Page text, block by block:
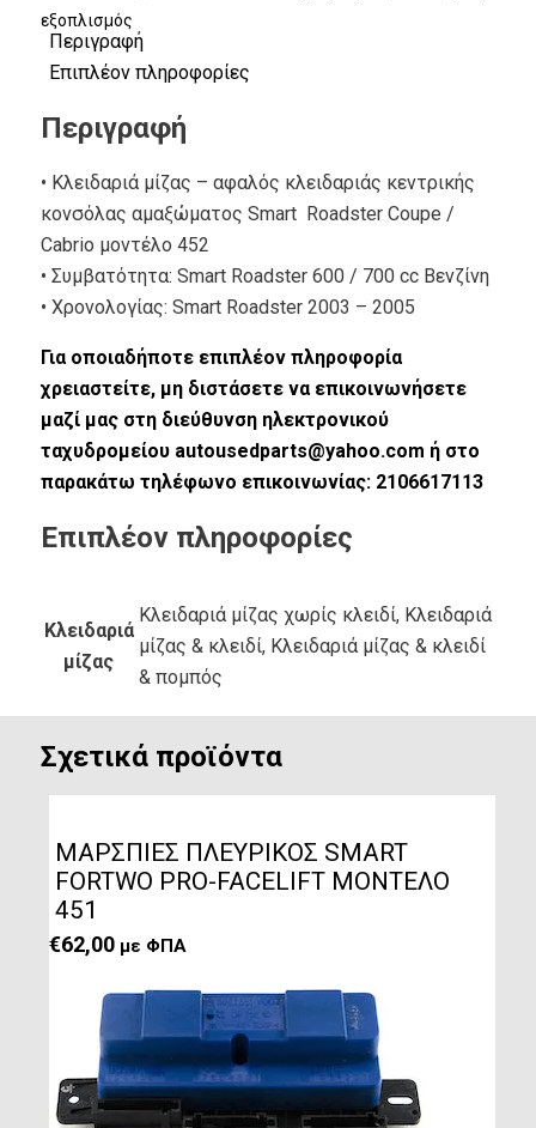
εξοπλισμός
Περιγραφή
Επιπλέον πληροφορίες
Περιγραφή
• Κλειδαριά μίζας – αφαλός κλειδαριάς κεντρικής
κονσόλας αμαξώματος Smart Roadster Coupe /
Cabrio μοντέλο 452
• Συμβατότητα: Smart Roadster 600 / 700 cc Βενζίνη
• Xρονολογίας: Smart Roadster 2003 – 2005
Για οποιαδήποτε επιπλέον πληροφορία
χρειαστείτε, μη διστάσετε να επικοινωνήσετε
μαζί μας στη διεύθυνση ηλεκτρονικού
ταχυδρομείου autousedparts@yahoo.com ή στο
παρακάτω τηλέφωνο επικοινωνίας: 2106617113
Επιπλέον πληροφορίες
Κλειδαριά
μίζας
Κλειδαριά μίζας χωρίς κλειδί, Κλειδαριά
μίζας & κλειδί, Κλειδαριά μίζας & κλειδί
& πομπός
Σχετικά προϊόντα
ΜΑΡΣΠΙΕΣ ΠΛΕΥΡΙΚΟΣ SMART
FORTWΟ PRO-FACELIFT ΜΟΝΤΕΛΟ
451
€62,00 με ΦΠΑ